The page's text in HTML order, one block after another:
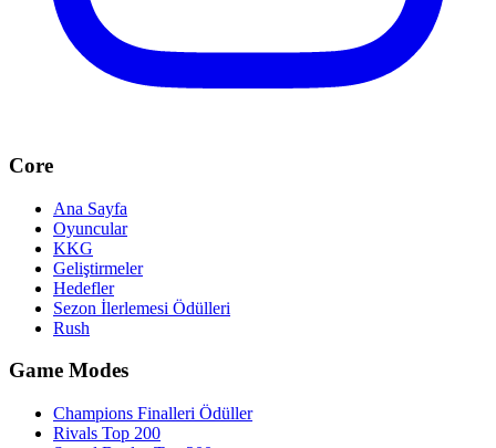
Core
Ana Sayfa
Oyuncular
KKG
Geliştirmeler
Hedefler
Sezon İlerlemesi Ödülleri
Rush
Game Modes
Champions Finalleri Ödüller
Rivals Top 200